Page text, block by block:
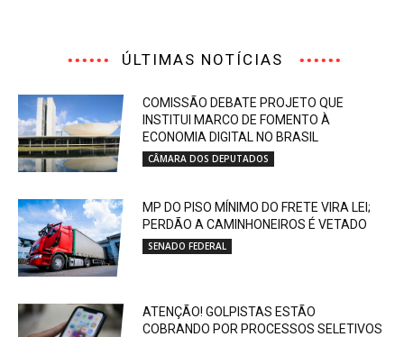
ÚLTIMAS NOTÍCIAS
COMISSÃO DEBATE PROJETO QUE
INSTITUI MARCO DE FOMENTO À
ECONOMIA DIGITAL NO BRASIL
CÂMARA DOS DEPUTADOS
MP DO PISO MÍNIMO DO FRETE VIRA LEI;
PERDÃO A CAMINHONEIROS É VETADO
SENADO FEDERAL
ATENÇÃO! GOLPISTAS ESTÃO
COBRANDO POR PROCESSOS SELETIVOS